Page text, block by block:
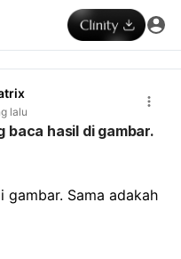
lalu
baca hasil di gambar.
Sama adakah